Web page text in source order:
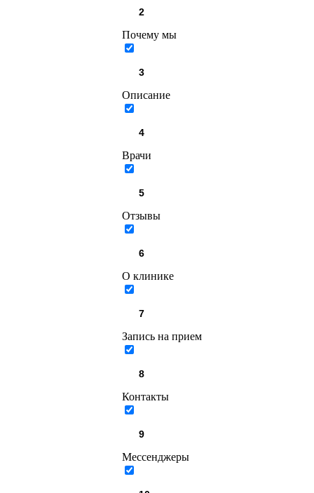
Почему мы
Описание
Врачи
Отзывы
О клинике
Запись на прием
Контакты
Мессенджеры